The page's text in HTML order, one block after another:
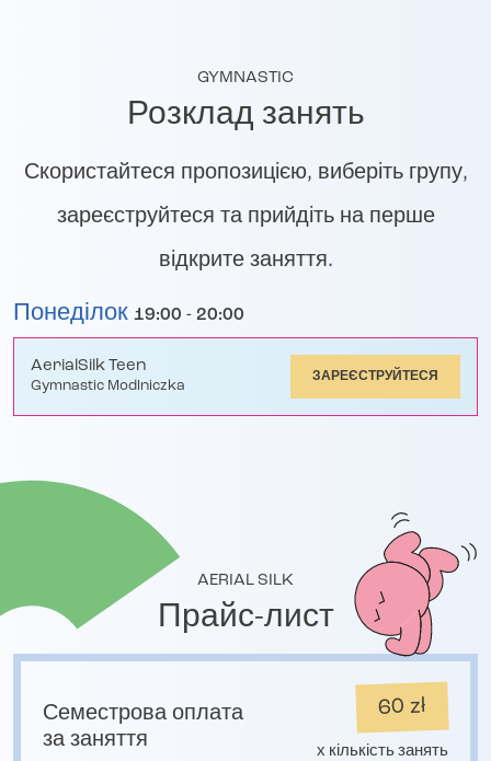
GYMNASTIC
Розклад занять
Скористайтеся пропозицією, виберіть групу,
зареєструйтеся та прийдіть на перше
відкрите заняття.
Понеділок 19:00 - 20:00
AerialSilk Teen
Gymnastic Modlniczka
ЗАРЕЄСТРУЙТЕСЯ
AERIAL SILK
Прайс-лист
Семестрова оплата
за заняття
60 zł
x кількість занять